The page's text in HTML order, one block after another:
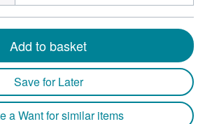
Add to basket
Save for Later
a Want for similar items